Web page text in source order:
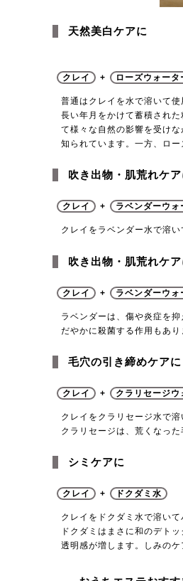
天然美白ケアに
クレイ + ローズウォータ
普通はクレイを水で溶いて
長い年月をかけて蓄積され
て様々な自然の影響を受け
知られています。一方、ロ
吹き出物・肌荒れケ
クレイ + ラベンダーウォ
クレイをラベンダー水で溶
吹き出物・肌荒れケ
クレイ + ラベンダーウォ
ラベンダーは、傷や炎症を
だやかに殺菌する作用もあ
毛穴の引き締めケアに
クレイ + クラリセージウ
クレイをクラリセージ水で
クラリセージは、荒くなっ
シミケアに
クレイ + ドクダミ水
クレイをドクダミ水で溶い
ドクダミはまさに和のデト
透明感が増します。しみの